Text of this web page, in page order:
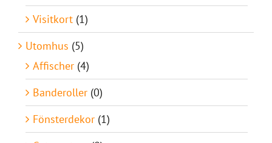
Visitkort (1)
Utomhus (5)
Affischer (4)
Banderoller (0)
Fönsterdekor (1)